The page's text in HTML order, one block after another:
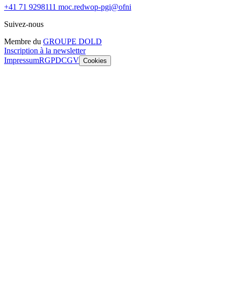
+41 71 9298111 moc.redwop-pgi@ofni
Suivez-nous
Membre du GROUPE DOLD
Inscription à la newsletter
ImpressumRGPDCGV Cookies